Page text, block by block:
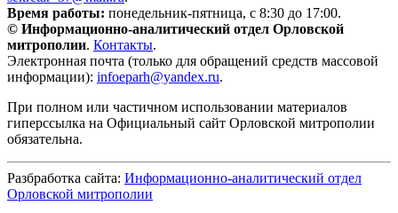
Время работы: понедельник-пятница, с 8:30 до 17:00.
© Информационно-аналитический отдел Орловской
митрополии. Контакты.
Электронная почта (только для обращений средств массовой
информации): infoeparh@yandex.ru.
При полном или частичном использовании материалов
гиперссылка на Официальный сайт Орловской митрополии
обязательна.
Разбработка сайта: Информационно-аналитический отдел
Орловской митрополии